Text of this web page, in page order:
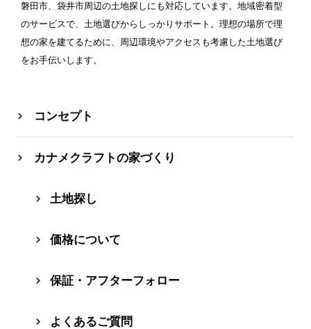
磐田市、袋井市周辺の土地探しにも対応しています。地域密着型
のサービスで、土地選びからしっかりサポート。理想の場所で理
想の家を建てるために、周辺環境やアクセスも考慮した土地選び
をお手伝いします。
コンセプト
カナメクラフトの家づくり
⼟地探し
価格について
保証・アフターフォロー
よくあるご質問